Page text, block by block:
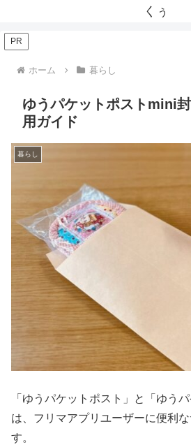
くぅ
PR
ホーム 暮らし
ゆうパケットポストmini
用ガイド
暮らし
「ゆうパケットポスト」と「ゆう
は、フリマアプリユーザーに便利
す。